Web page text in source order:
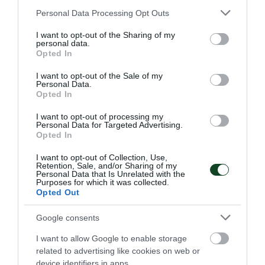
Please note that this website/app uses one or more Google
not limited to your visit or usage behaviour. You may click to
grant or deny consent to Google and its third-party tags to
use your data for below specified purposes in below Google
consent section.
Personal Data Processing Opt Outs
I want to opt-out of the Sharing of my
personal data.
Opted In
I want to opt-out of the Sale of my
Personal Data.
Opted In
I want to opt-out of processing my
Personal Data for Targeted Advertising.
Opted In
I want to opt-out of Collection, Use,
Retention, Sale, and/or Sharing of my
Personal Data that Is Unrelated with the
Purposes for which it was collected.
Opted Out
Google consents
I want to allow Google to enable storage
related to advertising like cookies on web or
Κ18 (3) ΕΣΠΑΑΑ
ΤΕΛΕΥΤΑΙΑ ΝΕΑ